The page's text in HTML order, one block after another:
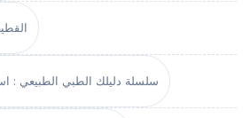
سلسلة دليلك الطبي الطبيعي :